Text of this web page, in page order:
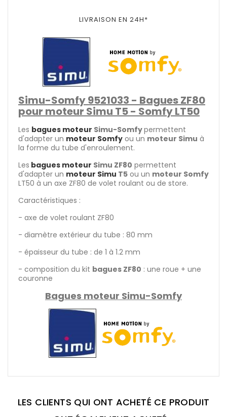
LIVRAISON EN 24H*
Simu-Somfy9521033 - Bagues ZF80
pour moteur Simu T5 - Somfy LT50
Les bagues moteur Simu-Somfypermettent
d'adapter un moteur Somfy ou un moteur Simu à
la forme du tube d'enroulement.
Les bagues moteur Simu ZF80 permettent
d'adapter un moteur Simu T5 ou un moteur Somfy
LT50 à un axe ZF80 de volet roulant ou de store.
Caractéristiques :
- axe de volet roulant ZF80
- diamètre extérieur du tube : 80 mm
- épaisseur du tube : de 1 à 1.2 mm
- composition du kit bagues ZF80 : une roue + une
couronne
Bagues moteur Simu-Somfy
LES CLIENTS QUI ONT ACHETÉ CE PRODUIT